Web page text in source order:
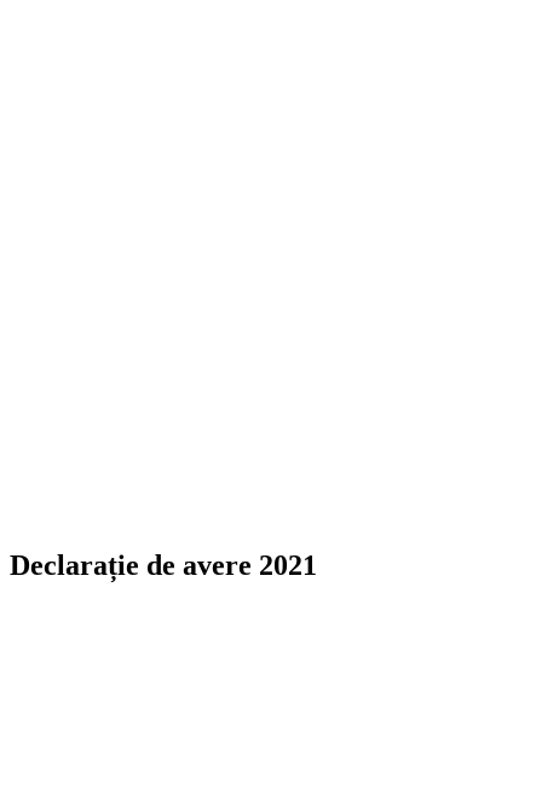
Declarație de avere 2021